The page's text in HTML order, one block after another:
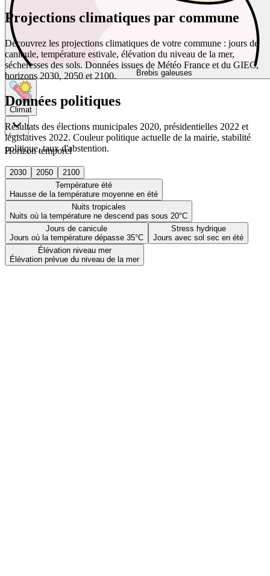
Brebis galeuses
Climat
Horizon temporel
2030 2050
2100
Température été
Hausse de la température moyenne en été
Nuits tropicales
Nuits où la température ne descend pas sous 20°C
Jours de canicule
Jours où la température dépasse 35°C
Stress hydrique
Jours avec sol sec en été
Élévation niveau mer
Élévation prévue du niveau de la mer
Projections climatiques par commune
Découvrez les projections climatiques de votre commune : jours de
canicule, température estivale, élévation du niveau de la mer,
sécheresses des sols. Données issues de Météo France et du GIEC,
horizons 2030, 2050 et 2100.
Données politiques
Résultats des élections municipales 2020, présidentielles 2022 et
législatives 2022. Couleur politique actuelle de la mairie, stabilité
politique, taux d'abstention.